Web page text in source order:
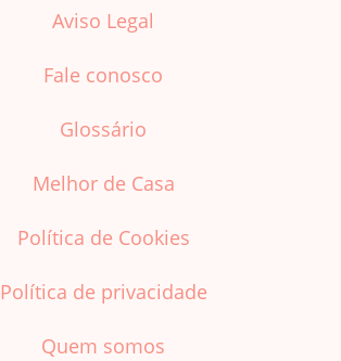
Aviso Legal
Fale conosco
Glossário
Melhor de Casa
Política de Cookies
Política de privacidade
Quem somos